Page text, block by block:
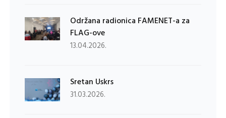
Održana radionica FAMENET-a za
FLAG-ove
13.04.2026.
Sretan Uskrs
31.03.2026.